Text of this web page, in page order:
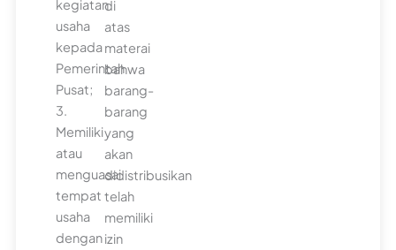
kegiatan
usaha
kepada
Pemerintah
Pusat;
3.
Memiliki
atau
menguasai
tempat
usaha
dengan
di
atas
materai
bahwa
barang-
barang
yang
akan
didistribusikan
telah
memiliki
izin